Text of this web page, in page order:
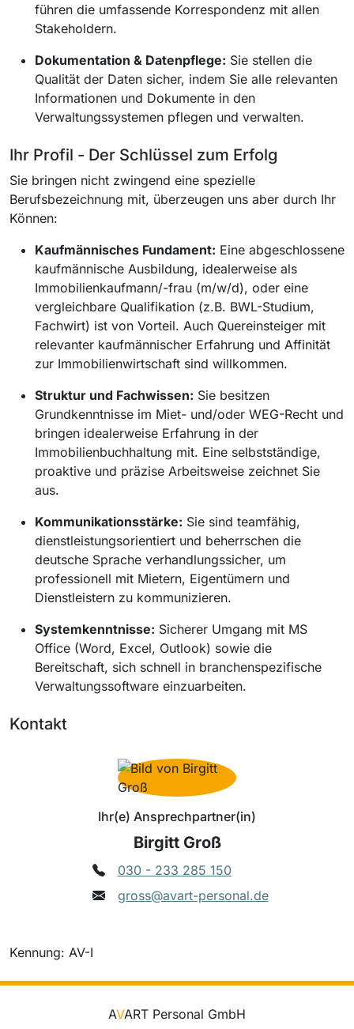
führen die umfassende Korrespondenz mit allen
Stakeholdern.
Dokumentation & Datenpflege: Sie stellen die
Qualität der Daten sicher, indem Sie alle relevanten
Informationen und Dokumente in den
Verwaltungssystemen pflegen und verwalten.
Ihr Profil - Der Schlüssel zum Erfolg
Sie bringen nicht zwingend eine spezielle
Berufsbezeichnung mit, überzeugen uns aber durch Ihr
Können:
Kaufmännisches Fundament: Eine abgeschlossene
kaufmännische Ausbildung, idealerweise als
Immobilienkaufmann/-frau (m/w/d), oder eine
vergleichbare Qualifikation (z.B. BWL-Studium,
Fachwirt) ist von Vorteil. Auch Quereinsteiger mit
relevanter kaufmännischer Erfahrung und Affinität
zur Immobilienwirtschaft sind willkommen.
Struktur und Fachwissen: Sie besitzen
Grundkenntnisse im Miet- und/oder WEG-Recht und
bringen idealerweise Erfahrung in der
Immobilienbuchhaltung mit. Eine selbstständige,
proaktive und präzise Arbeitsweise zeichnet Sie
aus.
Kommunikationsstärke: Sie sind teamfähig,
dienstleistungsorientiert und beherrschen die
deutsche Sprache verhandlungssicher, um
professionell mit Mietern, Eigentümern und
Dienstleistern zu kommunizieren.
Systemkenntnisse: Sicherer Umgang mit MS
Office (Word, Excel, Outlook) sowie die
Bereitschaft, sich schnell in branchenspezifische
Verwaltungssoftware einzuarbeiten.
Kontakt
Ihr(e) Ansprechpartner(in)
Birgitt Groß
030 - 233 285 150
gross@avart-personal.de
Kennung: AV-I
AVART Personal GmbH